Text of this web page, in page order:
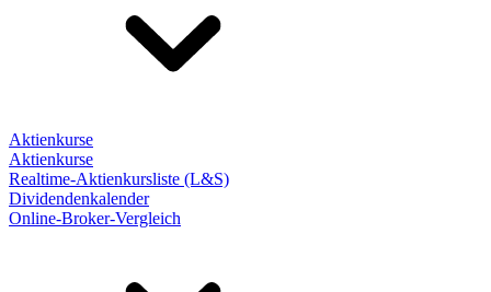
Aktienkurse
Aktienkurse
Realtime-Aktienkursliste (L&S)
Dividendenkalender
Online-Broker-Vergleich